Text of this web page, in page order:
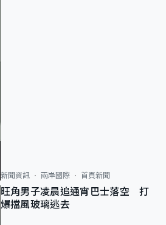
新聞資訊 兩岸國際 首頁新聞
旺角男子凌晨追通宵巴士落空 打
爆擋風玻璃逃去